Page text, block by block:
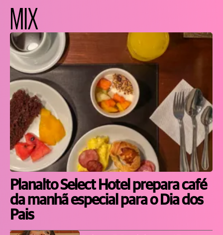
MIX
Planalto Select Hotel prepara café
da manhã especial para o Dia dos
Pais